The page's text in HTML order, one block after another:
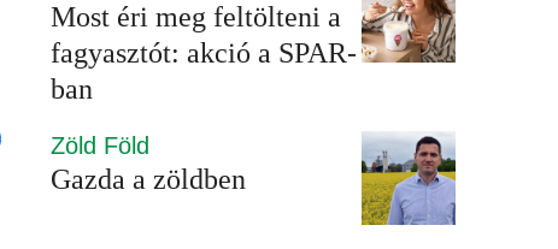
Most éri meg feltölteni a
fagyasztót: akció a SPAR-
ban
Zöld Föld
Gazda a zöldben